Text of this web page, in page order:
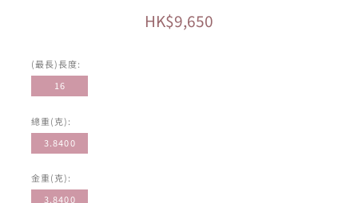
HK$9,650
(最長)長度:
16
總重(克):
3.8400
金重(克):
3.8400